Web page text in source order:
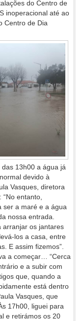
do Centro de
inoperacional até ao
Centro de Dia
13h00 a água já
devido à
Vasques, diretora
entanto,
ser a maré e a água
nossa entrada.
arranjar os jantares
los a casa, entre
E assim fizemos”.
a começar… “Cerca
e a subir com
que, quando a
está dentro
Vasques, que
17h00, liguei para
e retirámos os 20